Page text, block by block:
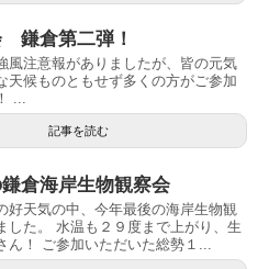
鎌倉第二弾！
風注意報がありましたが、皆の元気
天候ものともせず多くの方がご参加
...
記事を読む
倉海岸生物観察会
好天気の中、今年最後の海岸生物観
した。 水温も２９度まで上がり、生
ん！ ご参加いただいた総勢１...